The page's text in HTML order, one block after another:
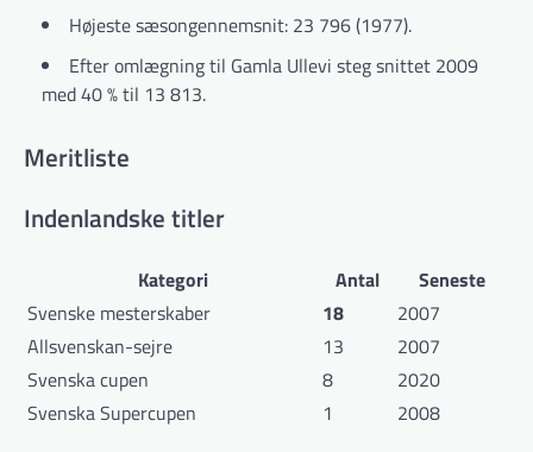
Højeste sæsongennemsnit: 23 796 (1977).
Efter omlægning til Gamla Ullevi steg snittet 2009
med 40 % til 13 813.
Meritliste
Indenlandske titler
Kategori Antal
Seneste
Svenske mesterskaber
18
2007
Allsvenskan-sejre
13
2007
Svenska cupen
8
2020
Svenska Supercupen
1 2008